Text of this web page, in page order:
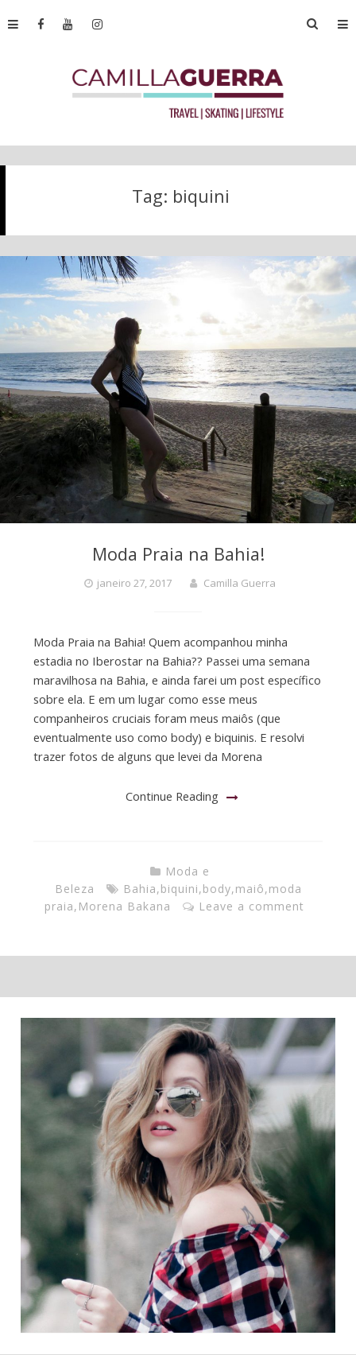
Tag: biquini
Moda Praia na Bahia!
janeiro 27, 2017 Camilla Guerra
Moda Praia na Bahia! Quem acompanhou minha
estadia no Iberostar na Bahia?? Passei uma semana
maravilhosa na Bahia, e ainda farei um post específico
sobre ela. E em um lugar como esse meus
companheiros cruciais foram meus maiôs (que
eventualmente uso como body) e biquinis. E resolvi
trazer fotos de alguns que levei da Morena
Continue Reading
Moda e
Beleza
Bahia,biquini,body,maiô,moda
praia, Morena Bakana Leave a comment